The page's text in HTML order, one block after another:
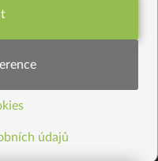
(vždy
údajů